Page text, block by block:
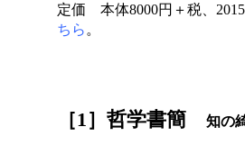
定価 本体8000円＋税、
ちら。
［1］哲学書簡 知の